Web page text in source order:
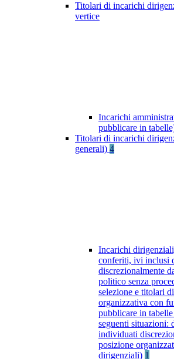
Titolari di incarichi
vertice
Incarichi
pubblicare in
Titolari di incarichi
generali) 4
Incarichi
conferiti, ivi inclusi
discrezionalmente
politico senza
selezione e titolari
organizzativa con
pubblicare in
seguenti situazioni:
individuati
posizione
dirigenziali) 1